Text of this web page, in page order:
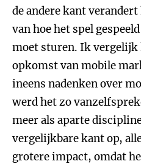
de andere kant
van hoe het spel
moet sturen. Ik vergelijk
opkomst van mobile
ineens nadenken over
werd het zo
meer als aparte
vergelijkbare kant op,
grotere impact, omdat